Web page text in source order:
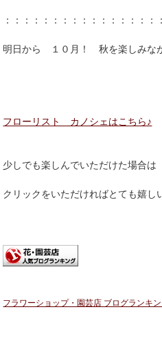
：：：：：：：：：：：：：：：：
明日から １０月！ 秋を楽しみな
フローリスト カノシェはこちら♪
少しでも楽しんでいただけた場合は
クリックをいただければとても嬉し
フラワーショップ・園芸店 ブログランキ